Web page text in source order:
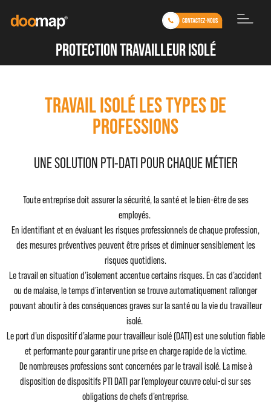
protection travailleur isolé
Travail isolé les types de
professions
UNE SOLUTION PTI-DATI POUR CHAQUE MÉTIER
Toute entreprise doit assurer la sécurité, la santé et le bien-être de ses
employés.
En identifiant et en évaluant les risques professionnels de chaque profession,
des mesures préventives peuvent être prises et diminuer sensiblement les
risques quotidiens.
Le travail en situation d’isolement accentue certains risques. En cas d’accident
ou de malaise, le temps d’intervention se trouve automatiquement rallonger
pouvant aboutir à des conséquences graves sur la santé ou la vie du travailleur
isolé.
Le port d’un dispositif d’alarme pour travailleur isolé (DATI) est une solution fiable
et performante pour garantir une prise en charge rapide de la victime.
De nombreuses professions sont concernées par le travail isolé. La mise à
disposition de dispositifs PTI DATI par l’employeur couvre celui-ci sur ses
obligations de chefs d’entreprise.